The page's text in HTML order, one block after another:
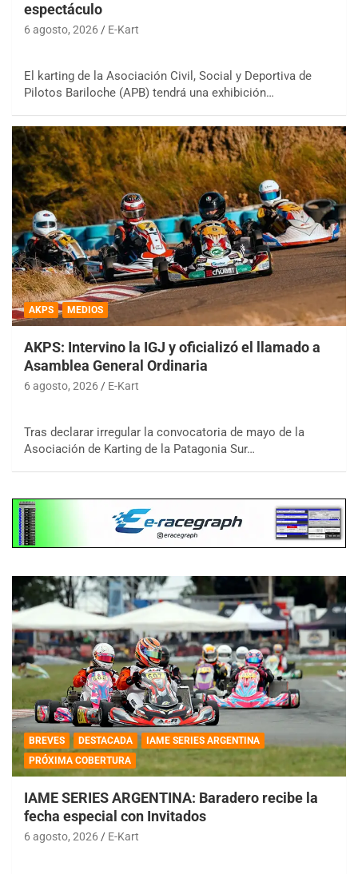
espectáculo
6 agosto, 2026 E-Kart
El karting de la Asociación Civil, Social y Deportiva de
Pilotos Bariloche (APB) tendrá una exhibición…
AKPS MEDIOS
AKPS: Intervino la IGJ y oficializó el llamado a
Asamblea General Ordinaria
6 agosto, 2026 E-Kart
Tras declarar irregular la convocatoria de mayo de la
Asociación de Karting de la Patagonia Sur…
BREVES DESTACADA
IAME SERIES ARGENTINA
PRÓXIMA COBERTURA
IAME SERIES ARGENTINA: Baradero recibe la
fecha especial con Invitados
6 agosto, 2026 E-Kart